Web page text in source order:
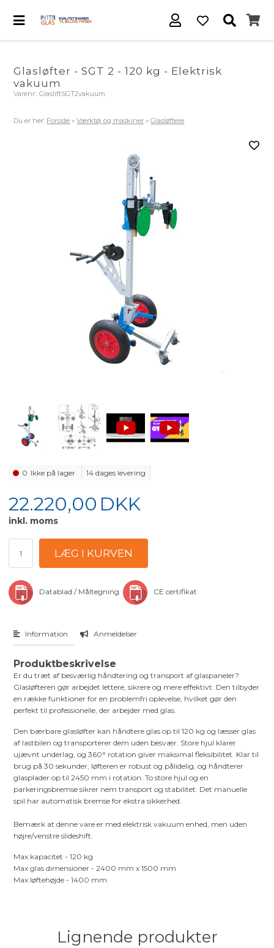
Glasløfter - SGT 2 - 120 kg - Elektrisk
vakuum
Varenr.:GlasliftSGT2vakuum
Du er her: Forside »Værktøj og maskiner »Glasløftere
0 Ikke på lager 14 dages levering
22.220,00 DKK
inkl. moms
Datablad / Måltegning CE certifikat
Information Anmeldelser
Produktbeskrivelse
Er du træt af besværlig håndtering og transport af glaspaneler?
Glasløfteren gør arbejdet lettere, sikrere og mere effektivt. Den tilbyder
en række funktioner for en problemfri oplevelse, hvilket gør den
perfekt til professionelle, der arbejder med glas.
Den bærbare glasløfter kan håndtere glas op til 120 kg og læsser glas
af lastbilen og transporterer dem uden besvær. Store hjul klarer
ujævnt underlag, og 360° rotation giver maksimal fleksibilitet. Klar til
brug på 30 sekunder, løfteren er robust og pålidelig, og håndterer
glasplader op til 2450 mm i rotation. To store hjul og en
parkeringsbremse sikrer nem transport og stabilitet. Det manuelle
spil har automatisk bremse for ekstra sikkerhed.
Bemærk at denne vare er med elektrisk vakuum enhed, men uden
højre/venstre slideshift.
Max kapacitet - 120 kg
Max glas dimensioner - 2400 mm x 1500 mm
Max løftehøjde - 1400 mm
Lignende produkter